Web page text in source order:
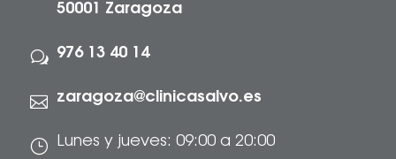
50001 Zaragoza
w 976 13 40 14
 zaragoza@clinicasalvo.es
} Lunes y jueves: 09:00 a 20:00